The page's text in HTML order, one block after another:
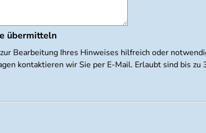
übermitteln
Bearbeitung Ihres Hinweises hilfreich oder
kontaktieren wir Sie per E-Mail. Erlaubt sind bis